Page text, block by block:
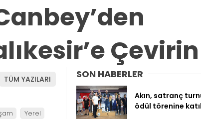
Çevirin
TÜM YAZILARI
Yerel
SON HABERLER
Akın, satranç
ödül törenine